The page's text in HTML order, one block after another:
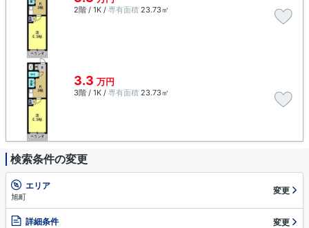
2階 / 1K / 専有面積 23.73㎡
3.3 万円
3階 / 1K / 専有面積 23.73㎡
検索条件の変更
エリア
旭町
変更
詳細条件 変更